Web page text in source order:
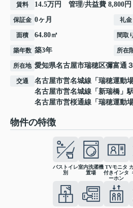
賃料 14.5万円 管理/共益費 8,800円
保証金 0ヶ月 礼金
面積 64.80㎡ 間取
築年数 築3年 所在
所在地 愛知県名古屋市瑞穂区彌富通
交通 名古屋市営名城線 「 瑞穂運動
名古屋市営名城線 「 新瑞橋 」
名古屋市営桜通線 「 瑞穂運動
物件の特徴
バストイレ
別
室内洗濯機
置場
TVモニタ
付きインタ
ーホン